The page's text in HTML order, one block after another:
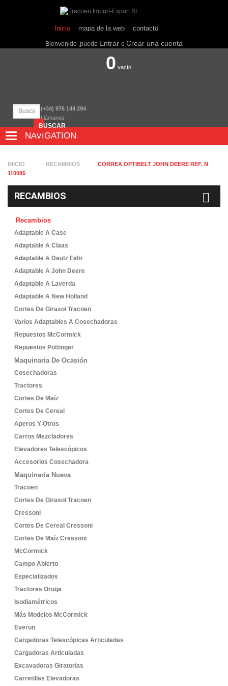
Inicio mapa de la web contacto
Bienvenido ,puede Entrar o Crear una cuenta
0 vacío
(+34) 976 144 294
Llámanos
NAVIGATION
NAVIGATION
BUSCAR
INICIO RECAMBIOS
CORREA OPTIBELT JOHN DEERE REF. N
110085
RECAMBIOS
Recambios
Adaptable A Case
Adaptable A Claas
Adaptable A Deutz Fahr
Adaptable A John Deere
Adaptable A Laverda
Adaptable A New Holland
Cortes De Girasol Tracoen
Varios Adaptables A Cosechadoras
Repuestos McCormick
Repuestos Pöttinger
Maquinaria De Ocasión
Cosechadoras
Tractores
Cortes De Maíz
Cortes De Cereal
Aperos Y Otros
Carros Mezcladores
Elevadores Telescópicos
Accesorios Cosechadora
Maquinaria Nueva
Tracoen
Cortes De Girasol Tracoen
Cressoni
Cortes De Cereal Cressoni
Cortes De Maíz Cressoni
McCormick
Campo Abierto
Especializados
Tractores Oruga
Isodiamétricos
Más Modelos McCormick
Everun
Cargadoras Telescópicas Articuladas
Cargadoras Articuladas
Excavadoras Giratorias
Carretillas Elevadoras